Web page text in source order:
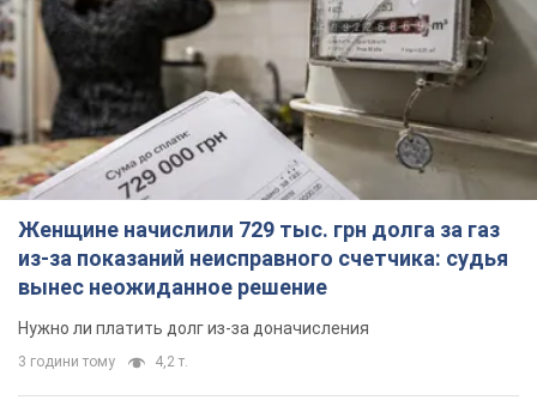
Женщине начислили 729 тыс. грн долга за газ
из-за показаний неисправного счетчика: судья
вынес неожиданное решение
Нужно ли платить долг из-за доначисления
3 години тому 4,2 т.